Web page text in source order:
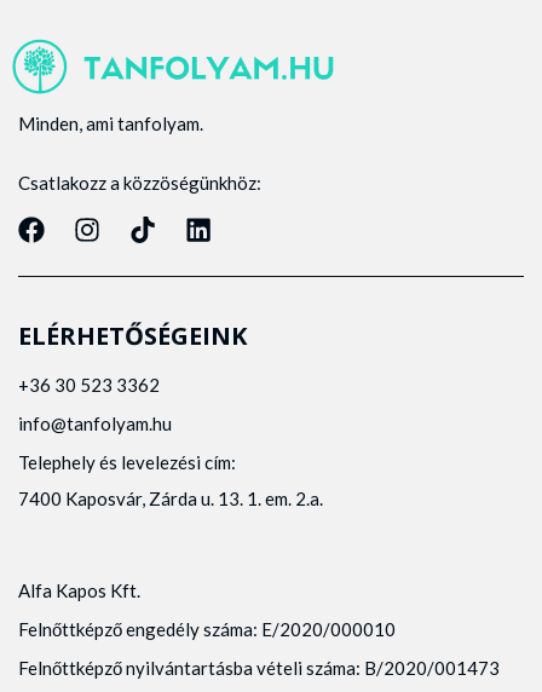
Minden, ami tanfolyam.
Csatlakozz a közzöségünkhöz:
ELÉRHETŐSÉGEINK
+36 30 523 3362
info@tanfolyam.hu
Telephely és levelezési cím:
7400 Kaposvár, Zárda u. 13. 1. em. 2.a.
Alfa Kapos Kft.
Felnőttképző engedély száma: E/2020/000010
Felnőttképző nyilvántartásba vételi száma: B/2020/001473